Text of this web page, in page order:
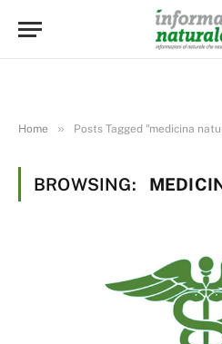
Home » Posts Tagged "medicina
BROWSING: